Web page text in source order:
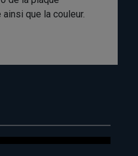
ainsi que la couleur.